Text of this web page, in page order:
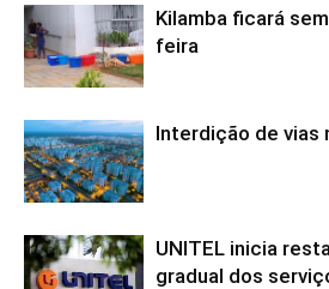
Kilamba ficará
feira
Interdição de vias
UNITEL inicia
gradual dos